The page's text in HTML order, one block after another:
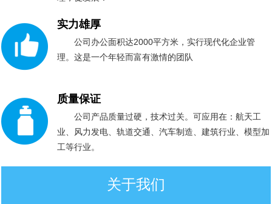
实力雄厚
公司办公面积达2000平方米，实行现代化企业管
理。这是一个年轻而富有激情的团队
质量保证
公司产品质量过硬，技术过关。可应用在：航天工
业、风力发电、轨道交通、汽车制造、建筑行业、模型加
工等行业。
关于我们